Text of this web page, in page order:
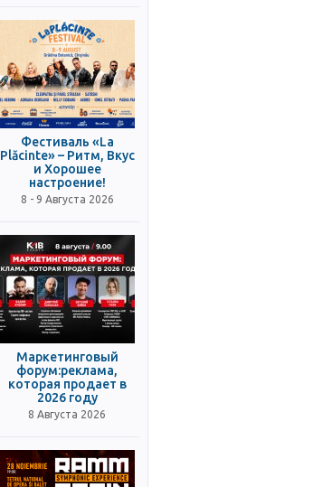
Фестиваль «La
Plăcinte» – Ритм, Вкус
и Хорошее
настроение!
8 - 9 Августа 2026
Маркетинговый
форум:реклама,
которая продает в
2026 году
8 Августа 2026